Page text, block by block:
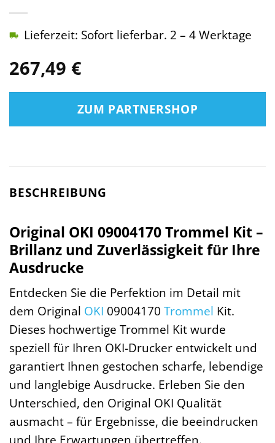
267,49 €
Lieferzeit: Sofort lieferbar. 2 – 4 Werktage
ZUM PARTNERSHOP
BESCHREIBUNG
Original OKI 09004170 Trommel Kit –
Brillanz und Zuverlässigkeit für Ihre
Ausdrucke
Entdecken Sie die Perfektion im Detail mit
dem Original OKI 09004170 Trommel Kit.
Dieses hochwertige Trommel Kit wurde
speziell für Ihren OKI-Drucker entwickelt und
garantiert Ihnen gestochen scharfe, lebendige
und langlebige Ausdrucke. Erleben Sie den
Unterschied, den Original OKI Qualität
ausmacht – für Ergebnisse, die beeindrucken
und Ihre Erwartungen übertreffen.